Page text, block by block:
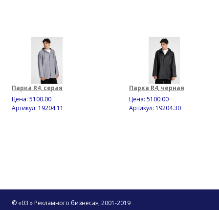
Парка R4, серая
Цена: 5100.00
Артикул: 19204.11
Парка R4, черная
Цена: 5100.00
Артикул: 19204.30
© «03 » Рекламного бизнеса», 2001-2019